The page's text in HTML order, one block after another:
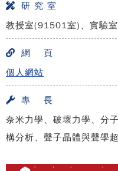
研 究 室
教授室(91501室)、實驗
網 頁
個人網站
專 長
奈米力學、破壞力學、分
構分析、聲子晶體與聲學